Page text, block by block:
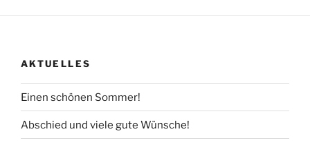
AKTUELLES
Einen schönen Sommer!
Abschied und viele gute Wünsche!